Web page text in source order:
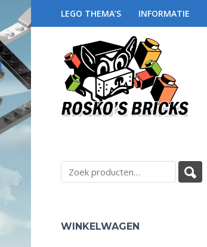
LEGO THEMA’S INFORMATIE
WINKELWAGEN